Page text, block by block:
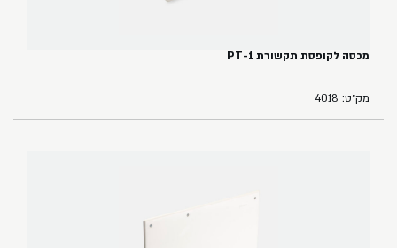
מכסה לקופסת תקשורת PT-1
מק״ט: 4018